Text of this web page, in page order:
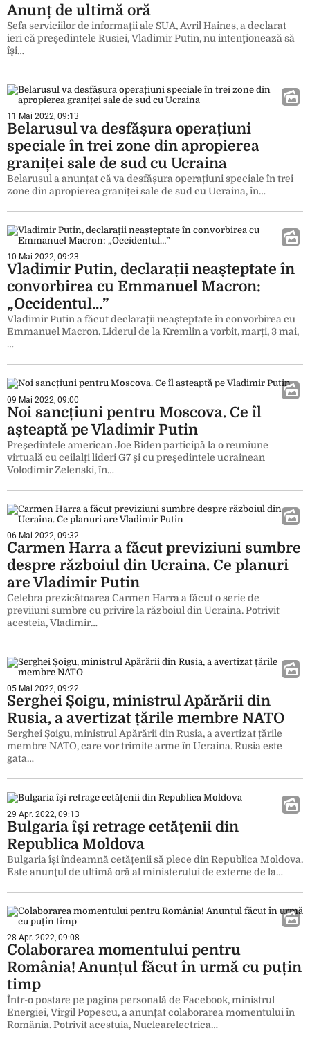
Anunț de ultimă oră
Șefa serviciilor de informaţii ale SUA, Avril Haines, a declarat
ieri că preşedintele Rusiei, Vladimir Putin, nu intenţionează să
îşi…
11 Mai 2022, 09:13
Belarusul va desfășura operațiuni
speciale în trei zone din apropierea
graniței sale de sud cu Ucraina
Belarusul a anunțat că va desfășura operațiuni speciale în trei
zone din apropierea graniței sale de sud cu Ucraina, în…
10 Mai 2022, 09:23
Vladimir Putin, declarații neașteptate în
convorbirea cu Emmanuel Macron:
„Occidentul…”
Vladimir Putin a făcut declarații neașteptate în convorbirea cu
Emmanuel Macron. Liderul de la Kremlin a vorbit, marți, 3 mai,
…
09 Mai 2022, 09:00
Noi sancțiuni pentru Moscova. Ce îl
așteaptă pe Vladimir Putin
Preşedintele american Joe Biden participă la o reuniune
virtuală cu ceilalţi lideri G7 şi cu preşedintele ucrainean
Volodimir Zelenski, în…
06 Mai 2022, 09:32
Carmen Harra a făcut previziuni sumbre
despre războiul din Ucraina. Ce planuri
are Vladimir Putin
Celebra prezicătoarea Carmen Harra a făcut o serie de
previiuni sumbre cu privire la războiul din Ucraina. Potrivit
acesteia, Vladimir…
05 Mai 2022, 09:22
Serghei Șoigu, ministrul Apărării din
Rusia, a avertizat țările membre NATO
Serghei Șoigu, ministrul Apărării din Rusia, a avertizat țările
membre NATO, care vor trimite arme în Ucraina. Rusia este
gata…
29 Apr. 2022, 09:13
Bulgaria îşi retrage cetăţenii din
Republica Moldova
Bulgaria își îndeamnă cetățenii să plece din Republica Moldova.
Este anunţul de ultimă oră al ministerului de externe de la…
28 Apr. 2022, 09:08
Colaborarea momentului pentru
România! Anunțul făcut în urmă cu puțin
timp
Într-o postare pe pagina personală de Facebook, ministrul
Energiei, Virgil Popescu, a anunțat colaborarea momentului în
România. Potrivit acestuia, Nuclearelectrica…